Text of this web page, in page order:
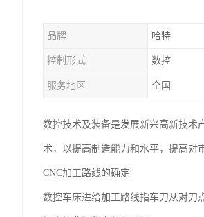
品牌 哈特
控制形式 数控
服务地区 全国
数控技术及装备是发展新兴高新技术
术，以提高制造能力和水平，提高对
CNC加工路线的确定
数控车床进给加工路线指车刀从对刀